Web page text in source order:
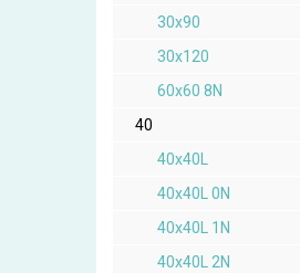
30x90
30x120
60x60 8N
40
40x40L
40x40L 0N
40x40L 1N
40x40L 2N